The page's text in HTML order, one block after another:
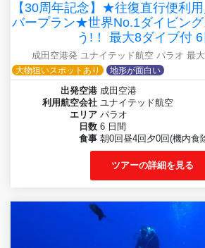
【30周年記念】★往復直行便利
バープラン★世界No.1ダイビン
う!！ 最大8ダイブ付 6
成田空港発 ユナイテッド航空 パラオ 最
大物狙いスポットあり
地形が面白い
出発空港 成田空港
利用航空会社 ユナイテッド航空
エリア パラオ
日数 6 日間
食事 朝0回昼4回夕0回(機内食
ツアーの詳細を見る